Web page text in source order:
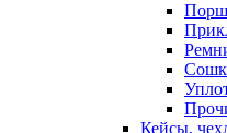
Кейсы,